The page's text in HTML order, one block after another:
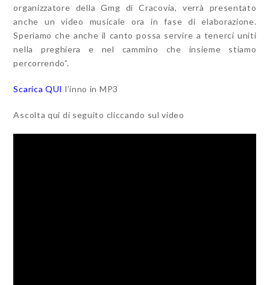
organizzatore della Gmg di Cracovia, verrà presentato
anche un video musicale ora in fase di elaborazione.
Speriamo che anche il canto possa servire a tenerci uniti
nella preghiera e nel cammino che insieme stiamo
percorrendo”.
Scarica QUI l’inno in MP3
Ascolta qui di seguito cliccando sul video